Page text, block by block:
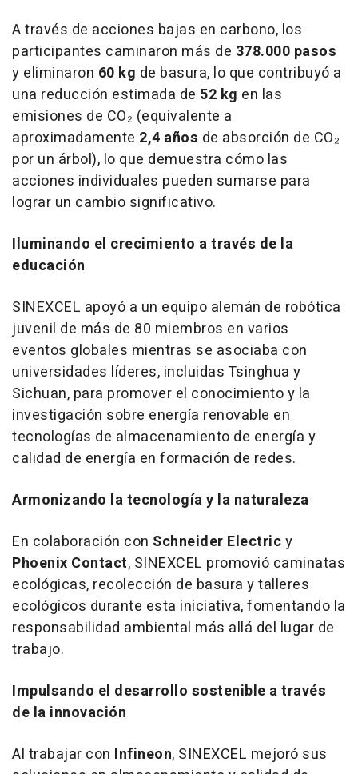
A través de acciones bajas en carbono, los
participantes caminaron más de 378.000 pasos
y eliminaron 60 kg de basura, lo que contribuyó a
una reducción estimada de 52 kg en las
emisiones de CO₂ (equivalente a
aproximadamente 2,4 años de absorción de CO₂
por un árbol), lo que demuestra cómo las
acciones individuales pueden sumarse para
lograr un cambio significativo.
Iluminando el crecimiento a través de la
educación
SINEXCEL apoyó a un equipo alemán de robótica
juvenil de más de 80 miembros en varios
eventos globales mientras se asociaba con
universidades líderes, incluidas Tsinghua y
Sichuan, para promover el conocimiento y la
investigación sobre energía renovable en
tecnologías de almacenamiento de energía y
calidad de energía en formación de redes.
Armonizando la tecnología y la naturaleza
En colaboración con Schneider Electricy
Phoenix Contact, SINEXCEL promovió caminatas
ecológicas, recolección de basura y talleres
ecológicos durante esta iniciativa, fomentando la
responsabilidad ambiental más allá del lugar de
trabajo.
Impulsando el desarrollo sostenible a través
de la innovación
Al trabajar con Infineon, SINEXCEL mejoró sus